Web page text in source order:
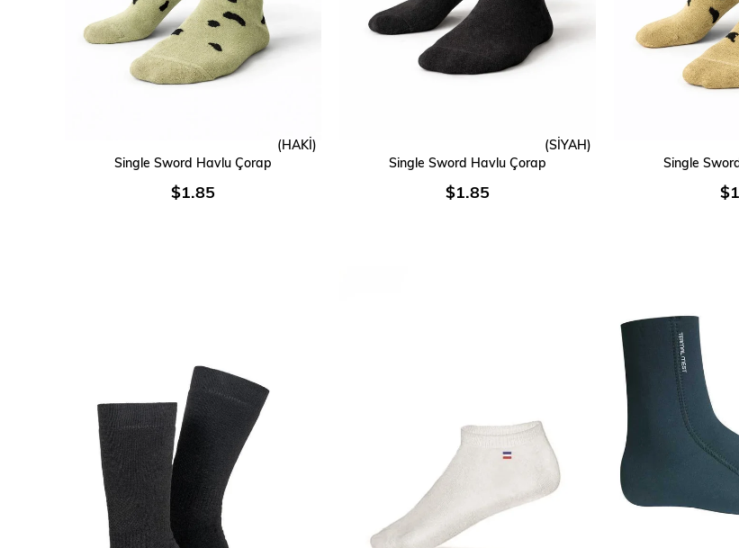
Single Sword Havlu Çorap
(HAKİ)
$1.85
Single Sword Havlu Çorap
(SİYAH)
$1.85
Single